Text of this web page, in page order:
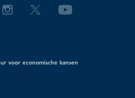
voor economische kansen